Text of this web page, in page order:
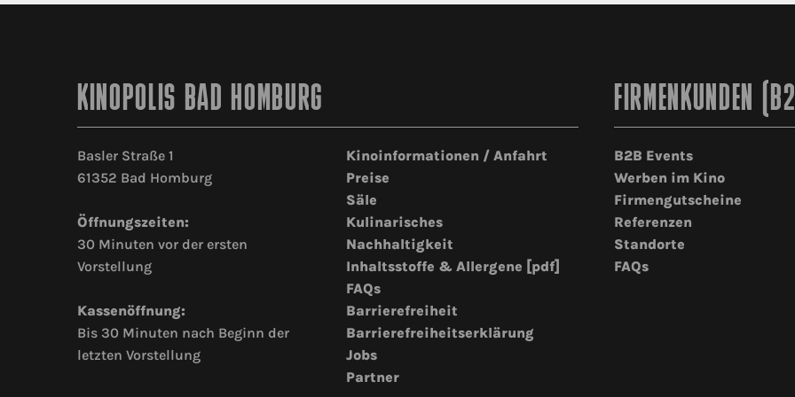
KINOPOLIS BAD HOMBURG
Basler Straße 1
61352 Bad Homburg
Öffnungszeiten:
30 Minuten vor der ersten
Vorstellung
Kassenöffnung:
Bis 30 Minuten nach Beginn der
letzten Vorstellung
Kinoinformationen / Anfahrt
Preise
Säle
Kulinarisches
Nachhaltigkeit
Inhaltsstoffe & Allergene [pdf]
FAQs
Barrierefreiheit
Barrierefreiheitserklärung
Jobs
Partner
FIRMENKUNDEN
B2B Events
Werben im Kino
Firmengutscheine
Referenzen
Standorte
FAQs